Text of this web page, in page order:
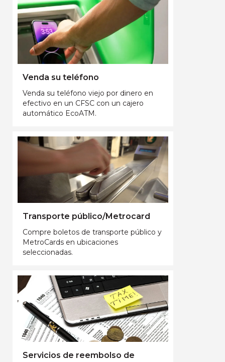
Venda su teléfono
Venda su teléfono viejo por dinero en
efectivo en un CFSC con un cajero
automático EcoATM.
Transporte público/Metrocard
Compre boletos de transporte público y
MetroCards en ubicaciones
seleccionadas.
Servicios de reembolso de